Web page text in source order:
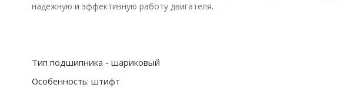
надежную и эффективную работу двигателя.
Тип подшипника - шариковый
Особенность: штифт